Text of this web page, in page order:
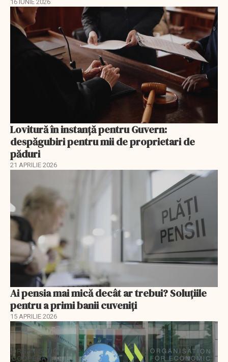
16 IUNIE 2026
Lovitură în instanță pentru Guvern:
despăgubiri pentru mii de proprietari de
păduri
21 APRILIE 2026
Ai pensia mai mică decât ar trebui? Soluţiile
pentru a primi banii cuveniţi
15 APRILIE 2026